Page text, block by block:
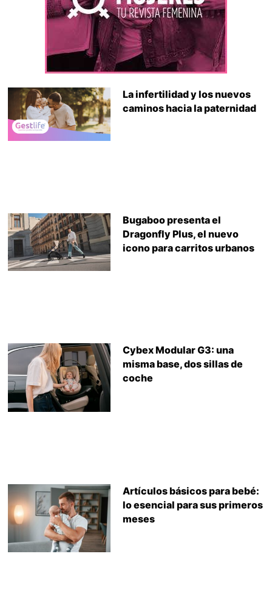
La infertilidad y los nuevos
caminos hacia la paternidad
Bugaboo presenta el
Dragonfly Plus, el nuevo
icono para carritos urbanos
Cybex Modular G3: una
misma base, dos sillas de
coche
Artículos básicos para bebé:
lo esencial para sus primeros
meses